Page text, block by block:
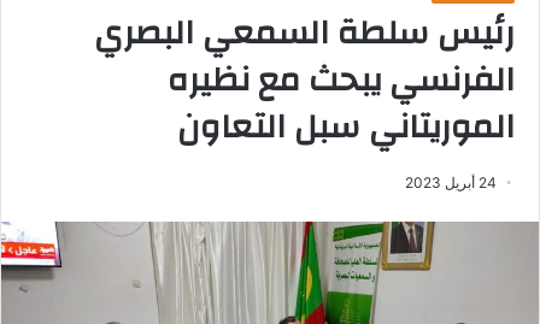
رئيس سلطة السمعي البصري
الفرنسي يبحث مع نظيره
الموريتاني سبل التعاون
24 أبريل 2023